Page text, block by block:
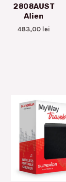
2808AUST
Alien
483,00 lei